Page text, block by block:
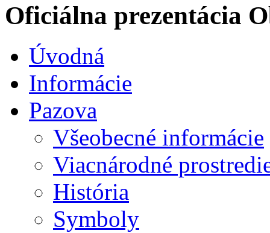
Oficiálna prezentácia
Úvodná
Informácie
Pazova
Všeobecné informácie
Viacnárodné
História
Symboly